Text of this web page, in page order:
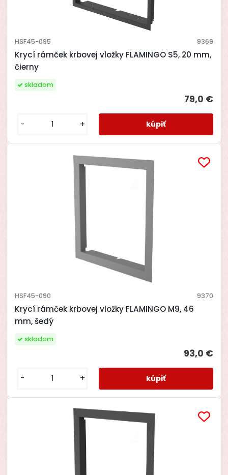
Krycí rámček krbovej vložky FLAMINGO S5, 20 mm,
čierny
HSF45-095 9369
79,0 €
skladom
- +
Krycí rámček krbovej vložky FLAMINGO M9, 46
mm, šedý
HSF45-090 9370
93,0 €
skladom
- +